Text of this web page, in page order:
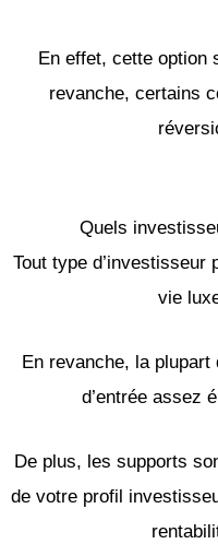
En effet, cette option
revanche, certains
Quels
Tout type d’investisseur
vie
En revanche, la
d’entrée assez
De plus, les supports
de votre profil